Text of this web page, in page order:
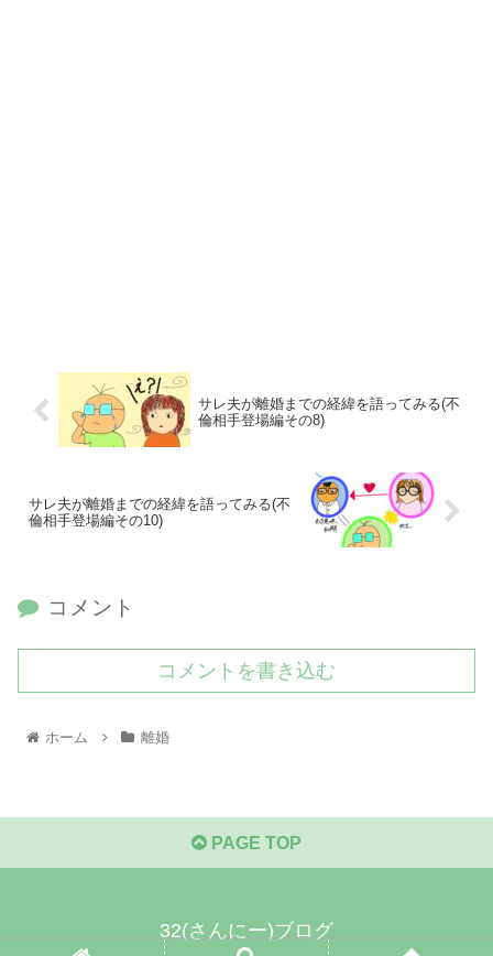
サレ夫が離婚までの経緯を語ってみる(不
倫相手登場編その8)
サレ夫が離婚までの経緯を語ってみる(不
倫相手登場編その10)
コメント
コメントを書き込む
ホーム 離婚
PAGE TOP
32(さんにー)ブログ